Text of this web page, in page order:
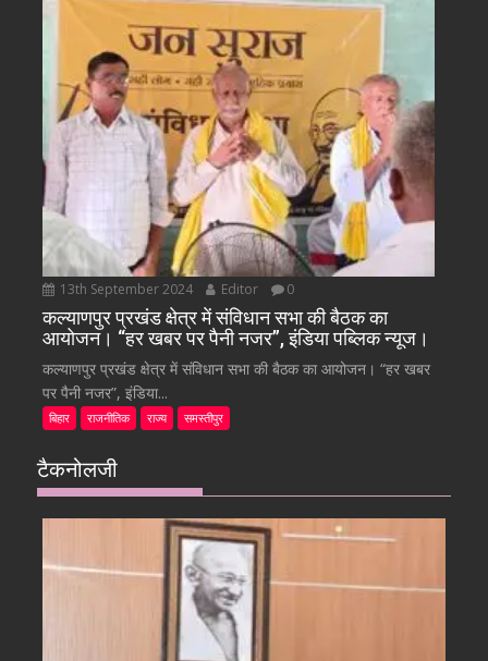
13th September 2024 Editor 0
कल्याणपुर प्रखंड क्षेत्र में संविधान सभा की बैठक का
आयोजन। “हर खबर पर पैनी नजर”, इंडिया पब्लिक न्यूज।
कल्याणपुर प्रखंड क्षेत्र में संविधान सभा की बैठक का आयोजन। “हर खबर
पर पैनी नजर”, इंडिया...
बिहार राजनीतिक राज्य समस्तीपुर
टैकनोलजी